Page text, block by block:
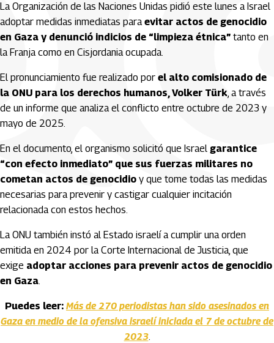
La Organización de las Naciones Unidas pidió este lunes a Israel
adoptar medidas inmediatas paraevitar actos de genocidio
en Gaza y denunció indicios de “limpieza étnica” tanto en
la Franja como en Cisjordania ocupada.
El pronunciamiento fue realizado por el alto comisionado de
la ONU para los derechos humanos, Volker Türk, a través
de un informe que analiza el conflicto entre octubre de 2023 y
mayo de 2025.
En el documento, el organismo solicitó que Israel garantice
“con efecto inmediato” que sus fuerzas militares no
cometan actos de genocidio y que tome todas las medidas
necesarias para prevenir y castigar cualquier incitación
relacionada con estos hechos.
La ONU también instó al Estado israelí a cumplir una orden
emitida en 2024 por la Corte Internacional de Justicia, que
exige adoptar acciones para prevenir actos de genocidio
en Gaza.
Puedes leer: Más de 270 periodistas han sido asesinados en
Gaza en medio de la ofensiva israelí iniciada el 7 de octubre de
2023.